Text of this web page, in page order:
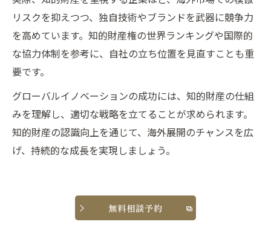
リスクを抑えつつ、独自技術やブランドを武器に競争力
を高めています。知的財産権の世界ランキングや国際的
な協力体制を参考に、自社の立ち位置を見直すことも重
要です。
グローバルイノベーションの成功には、知的財産の仕組
みを理解し、適切な戦略を立てることが求められます。
知的財産の認識向上を通じて、海外展開のチャンスを広
げ、持続的な成長を実現しましょう。
無料相談予約